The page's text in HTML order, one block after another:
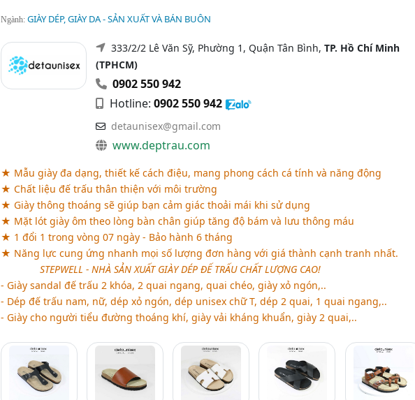
Ngành: GIÀY DÉP, GIÀY DA - SẢN XUẤT VÀ BÁN BUÔN
333/2/2 Lê Văn Sỹ, Phường 1, Quận Tân Bình, TP. Hồ Chí Minh
(TPHCM)
0902 550 942
Hotline: 0902 550 942
detaunisex@gmail.com
www.deptrau.com
★ Mẫu giày đa dạng, thiết kế cách điệu, mang phong cách cá tính và năng động
★ Chất liệu đế trấu thân thiện với môi trường
★ Giày thông thoáng sẽ giúp bạn cảm giác thoải mái khi sử dụng
★ Mặt lót giày ôm theo lòng bàn chân giúp tăng độ bám và lưu thông máu
★ 1 đổi 1 trong vòng 07 ngày - Bảo hành 6 tháng
★ Năng lực cung ứng nhanh mọi số lượng đơn hàng với giá thành cạnh tranh nhất.
STEPWELL - NHÀ SẢN XUẤT GIÀY DÉP ĐẾ TRẤU CHẤT LƯỢNG CAO!
- Giày sandal đế trấu 2 khóa, 2 quai ngang, quai chéo, giày xỏ ngón,..
- Dép đế trấu nam, nữ, dép xỏ ngón, dép unisex chữ T, dép 2 quai, 1 quai ngang,..
- Giày cho người tiểu đường thoáng khí, giày vải kháng khuẩn, giày 2 quai,..